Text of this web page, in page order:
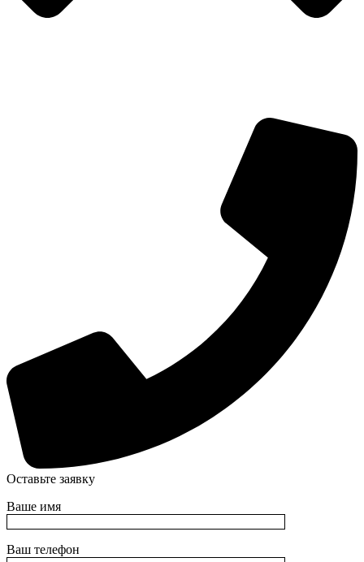
Оставьте заявку
Ваше имя
Ваш телефон